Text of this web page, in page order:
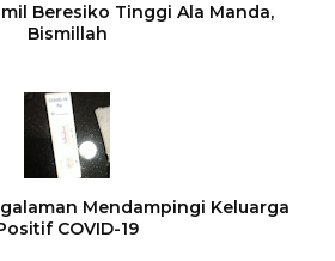
Beresiko Tinggi Ala Manda,
Bismillah
Mendampingi Keluarga
COVID-19